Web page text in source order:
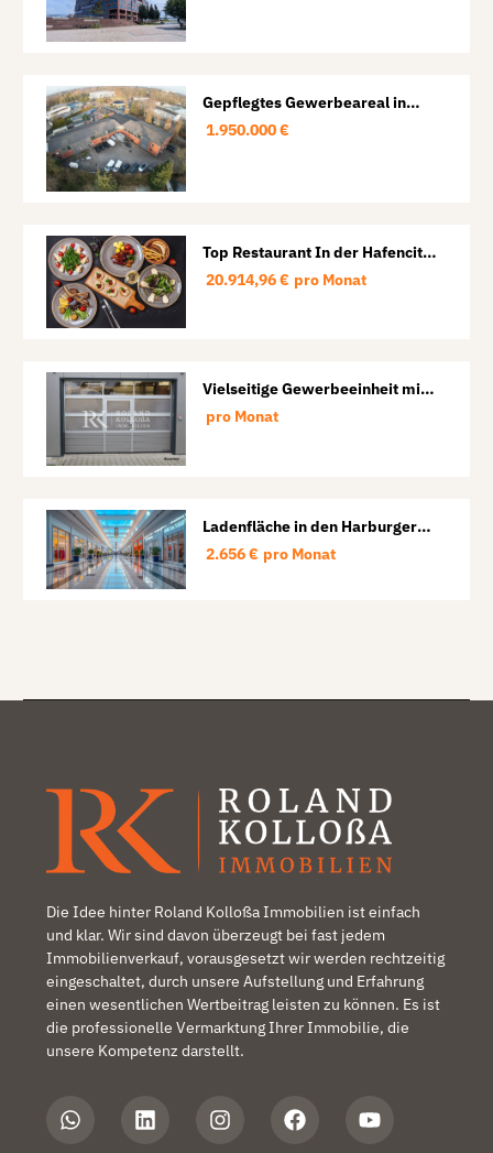
Gepflegtes Gewerbeareal in
Produktions-/Lagerhalle mit
1.950.000 €
Top Restaurant In der Hafencity
20.914,96 € pro Monat
Vielseitige Gewerbeeinheit mit
Lorenz
pro Monat
Ladenfläche in den Harburger
2.656 € pro Monat
Die Idee hinter Roland Kolloßa Immobilien ist einfach
und klar. Wir sind davon überzeugt bei fast jedem
Immobilienverkauf, vorausgesetzt wir werden rechtzeitig
eingeschaltet, durch unsere Aufstellung und Erfahrung
einen wesentlichen Wertbeitrag leisten zu können. Es ist
die professionelle Vermarktung Ihrer Immobilie, die
unsere Kompetenz darstellt.